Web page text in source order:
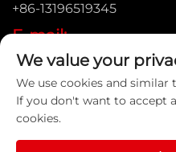
+86-13196519345
E-mail:
[email protected]
Droits d'auteur © Shanxi
Tous droits réservés |
We value your
We use cookies and similar
If you don't want to accept
cookies.